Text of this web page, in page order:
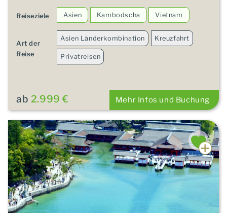
Reiseziele Asien Kambodscha Vietnam
Art der
Reise
Asien Länderkombination Kreuzfahrt
Privatreisen
ab 2.999 € Mehr Infos und Buchung